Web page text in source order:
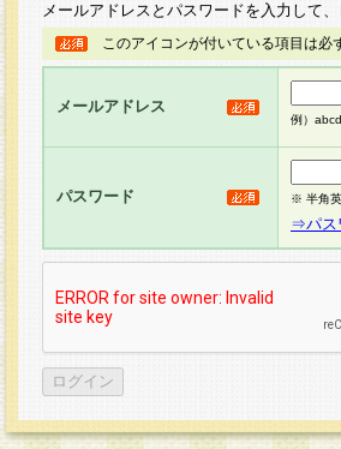
メールアドレスとパスワードを入力して、
このアイコンが付いている項目は必
メールアドレス
例）
パスワード ※ 半角
⇒パス